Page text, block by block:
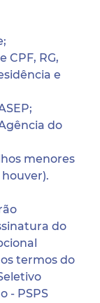
CPF, RG,
e
do
menores
do
termos do
- PSPS